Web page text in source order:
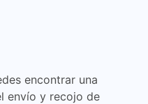
encontrar una
envío y recojo de